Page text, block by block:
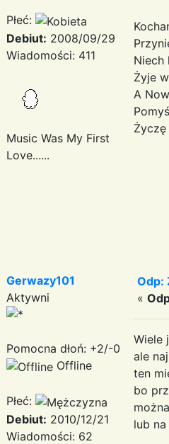
Płeć:
Debiut: 2008/09/29
Wiadomości: 411
Music Was My First
Love......
Niech
Żyje
A
Gerwazy101
Aktywni
Pomocna dłoń: +2/-0
Offline
Płeć:
Debiut: 2010/12/21
Wiadomości: 62
Odp:
«
Wiele
ale
ten
bo
lub